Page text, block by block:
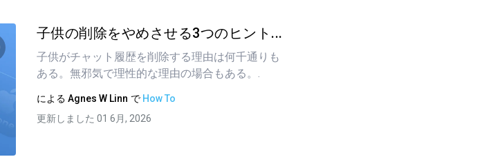
この記事を共有する
子供の削除をやめさせる3つのヒント...
子供がチャット履歴を削除する理由は何千通りも
ある。無邪気で理性的な理由の場合もある。.
による Agnes W Linn で How To
更新しました 01 6月, 2026